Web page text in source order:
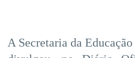
A Secretaria da